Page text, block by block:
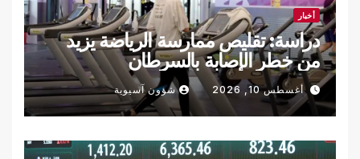
أخبار
دراسة: تقليص ممارسة الرياضة يزيد
من خطر الإصابة بالسرطان
أغسطس 10, 2026 شؤون آسيوية